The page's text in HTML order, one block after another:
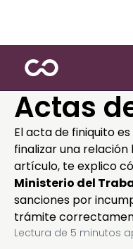
Actas
El acta de finiquito
finalizar una relación
artículo, te explico
Ministerio del
sanciones por
trámite
Lectura de 5 minutos